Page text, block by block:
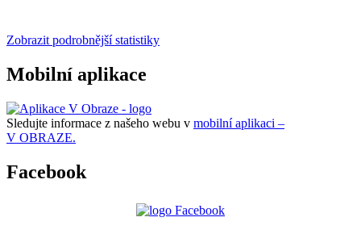
Zobrazit podrobnější statistiky
Mobilní aplikace
Sledujte informace z našeho webu v mobilní aplikaci –
V OBRAZE.
Facebook